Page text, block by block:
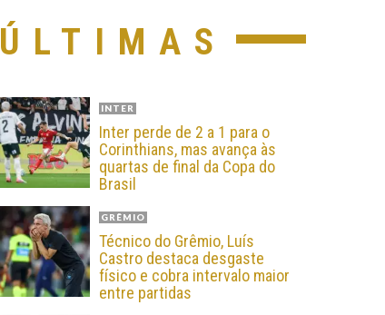
ÚLTIMAS
INTER
Inter perde de 2 a 1 para o
Corinthians, mas avança às
quartas de final da Copa do
Brasil
GRÊMIO
Técnico do Grêmio, Luís
Castro destaca desgaste
físico e cobra intervalo maior
entre partidas